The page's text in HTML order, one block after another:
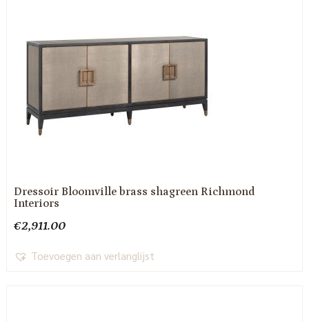
Dressoir Bloomville brass shagreen Richmond
Interiors
€2,911.00
Toevoegen aan verlanglijst